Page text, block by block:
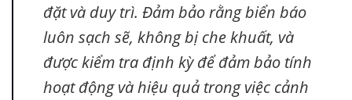
đặt và duy trì. Đảm bảo rằng biển báo
luôn sạch sẽ, không bị che khuất, và
được kiểm tra định kỳ để đảm bảo tính
hoạt động và hiệu quả trong việc cảnh